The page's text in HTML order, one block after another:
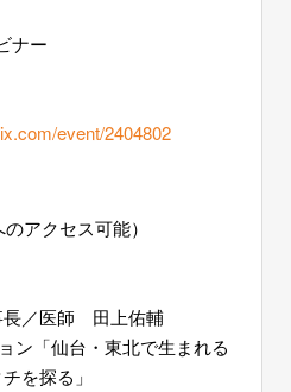
ナー
event/2404802
アクセス可能）
長／医師 田上佑輔
ン「仙台・東北で生まれる
を探る」